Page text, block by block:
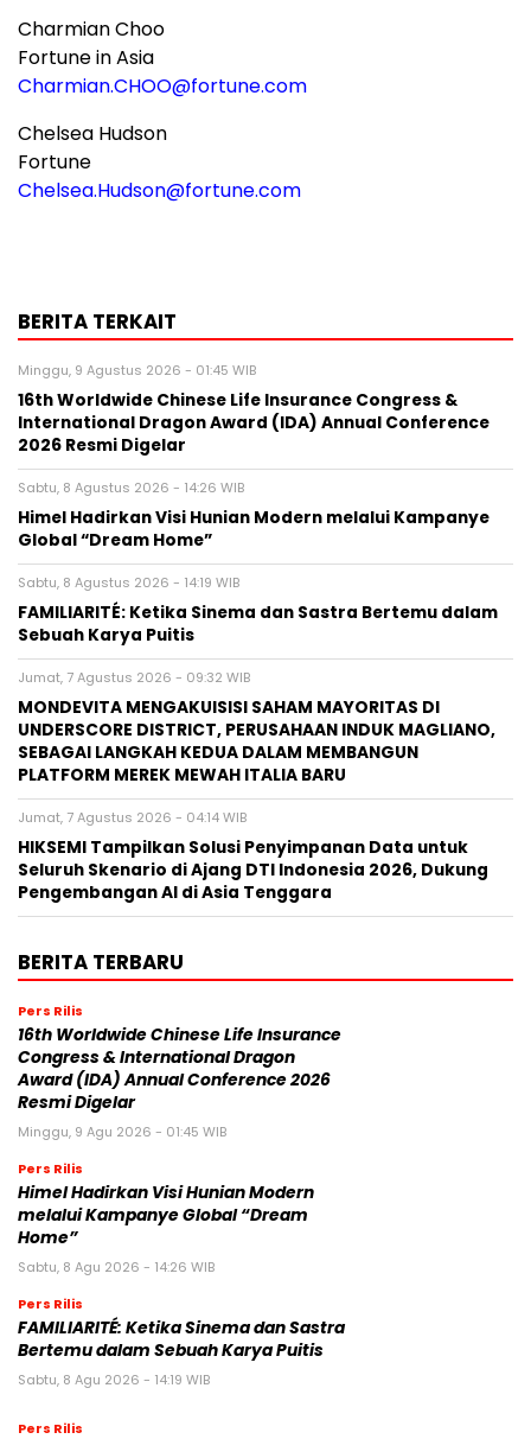
Charmian Choo
Fortune in Asia
Charmian.CHOO@fortune.com
Chelsea Hudson
Fortune
Chelsea.Hudson@fortune.com
BERITA TERKAIT
Minggu, 9 Agustus 2026 - 01:45 WIB
16th Worldwide Chinese Life Insurance Congress &
International Dragon Award (IDA) Annual Conference
2026 Resmi Digelar
Sabtu, 8 Agustus 2026 - 14:26 WIB
Himel Hadirkan Visi Hunian Modern melalui Kampanye
Global “Dream Home”
Sabtu, 8 Agustus 2026 - 14:19 WIB
FAMILIARITÉ: Ketika Sinema dan Sastra Bertemu dalam
Sebuah Karya Puitis
Jumat, 7 Agustus 2026 - 09:32 WIB
MONDEVITA MENGAKUISISI SAHAM MAYORITAS DI
UNDERSCORE DISTRICT, PERUSAHAAN INDUK MAGLIANO,
SEBAGAI LANGKAH KEDUA DALAM MEMBANGUN
PLATFORM MEREK MEWAH ITALIA BARU
Jumat, 7 Agustus 2026 - 04:14 WIB
HIKSEMI Tampilkan Solusi Penyimpanan Data untuk
Seluruh Skenario di Ajang DTI Indonesia 2026, Dukung
Pengembangan AI di Asia Tenggara
BERITA TERBARU
Pers Rilis
16th Worldwide Chinese Life Insurance
Congress & International Dragon
Award (IDA) Annual Conference 2026
Resmi Digelar
Minggu, 9 Agu 2026 - 01:45 WIB
Pers Rilis
Himel Hadirkan Visi Hunian Modern
melalui Kampanye Global “Dream
Home”
Sabtu, 8 Agu 2026 - 14:26 WIB
Pers Rilis
FAMILIARITÉ: Ketika Sinema dan Sastra
Bertemu dalam Sebuah Karya Puitis
Sabtu, 8 Agu 2026 - 14:19 WIB
Pers Rilis